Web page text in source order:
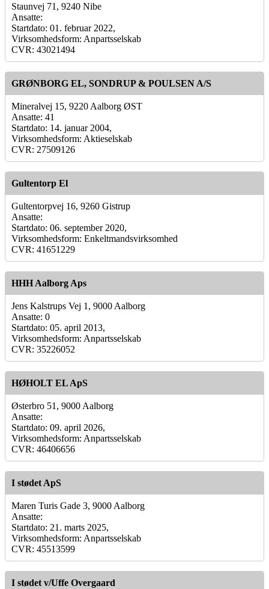
Staunvej 71, 9240 Nibe
Ansatte:
Startdato: 01. februar 2022,
Virksomhedsform: Anpartsselskab
CVR: 43021494
GRØNBORG EL, SONDRUP & POULSEN A/S
Mineralvej 15, 9220 Aalborg ØST
Ansatte: 41
Startdato: 14. januar 2004,
Virksomhedsform: Aktieselskab
CVR: 27509126
Gultentorp El
Gultentorpvej 16, 9260 Gistrup
Ansatte:
Startdato: 06. september 2020,
Virksomhedsform: Enkeltmandsvirksomhed
CVR: 41651229
HHH Aalborg Aps
Jens Kalstrups Vej 1, 9000 Aalborg
Ansatte: 0
Startdato: 05. april 2013,
Virksomhedsform: Anpartsselskab
CVR: 35226052
HØHOLT EL ApS
Østerbro 51, 9000 Aalborg
Ansatte:
Startdato: 09. april 2026,
Virksomhedsform: Anpartsselskab
CVR: 46406656
I stødet ApS
Maren Turis Gade 3, 9000 Aalborg
Ansatte:
Startdato: 21. marts 2025,
Virksomhedsform: Anpartsselskab
CVR: 45513599
I stødet v/Uffe Overgaard